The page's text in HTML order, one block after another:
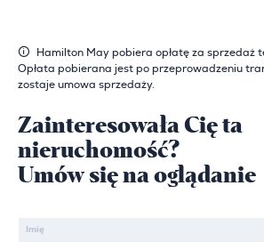
Hamilton May pobiera opłatę za sprzedaż
Opłata pobierana jest po przeprowadzeniu
zostaje umowa sprzedaży.
Zainteresowała Cię ta
nieruchomość?
Umów się na oglądanie
Imię